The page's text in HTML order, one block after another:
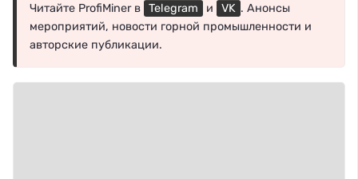
Читайте ProfiMiner в Telegram и VK . Анонсы
мероприятий, новости горной промышленности и
авторские публикации.